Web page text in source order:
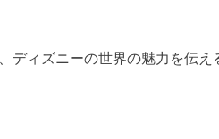
ィズニーの世界の魅力を伝え